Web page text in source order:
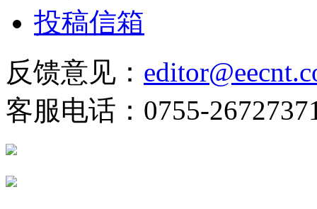
投稿信箱
反馈意见：
客服电话：0755-